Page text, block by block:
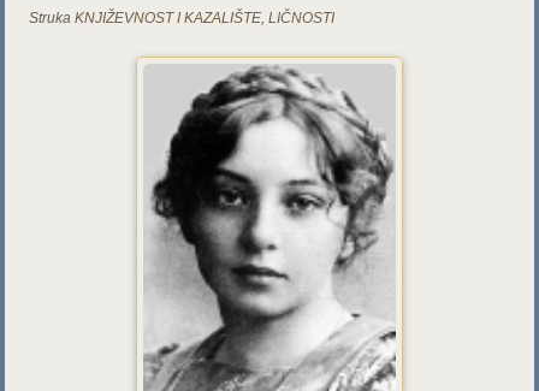
Struka KNJIŽEVNOST I KAZALIŠTE,LIČNOSTI